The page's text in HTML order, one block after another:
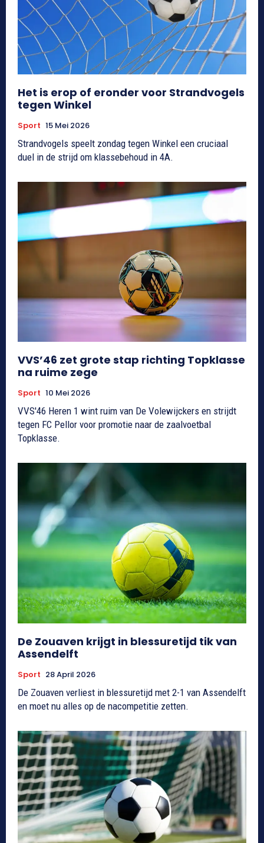
Het is erop of eronder voor Strandvogels
tegen Winkel
Sport 15 Mei 2026
Strandvogels speelt zondag tegen Winkel een cruciaal
duel in de strijd om klassebehoud in 4A.
VVS’46 zet grote stap richting Topklasse
na ruime zege
Sport 10 Mei 2026
VVS'46 Heren 1 wint ruim van De Volewijckers en strijdt
tegen FC Pellor voor promotie naar de zaalvoetbal
Topklasse.
De Zouaven krijgt in blessuretijd tik van
Assendelft
Sport 28 April 2026
De Zouaven verliest in blessuretijd met 2-1 van Assendelft
en moet nu alles op de nacompetitie zetten.